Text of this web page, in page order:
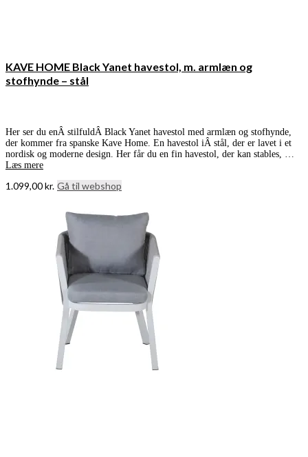
KAVE HOME Black Yanet havestol, m. armlæn og
stofhynde – stål
Her ser du enÂ stilfuldÂ Black Yanet havestol med armlæn og stofhynde,
der kommer fra spanske Kave Home. En havestol iÂ stål, der er lavet i et
nordisk og moderne design. Her får du en fin havestol, der kan stables, …
Læs mere
1.099,00kr. Gå til webshop